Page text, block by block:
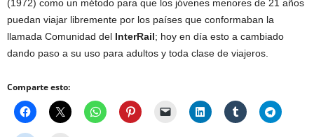
(1972) como un método para que los jóvenes menores de 21 años
puedan viajar libremente por los países que conformaban la
llamada Comunidad del InterRail; hoy en día esto a cambiado
dando paso a su uso para adultos y toda clase de viajeros.
Comparte esto: